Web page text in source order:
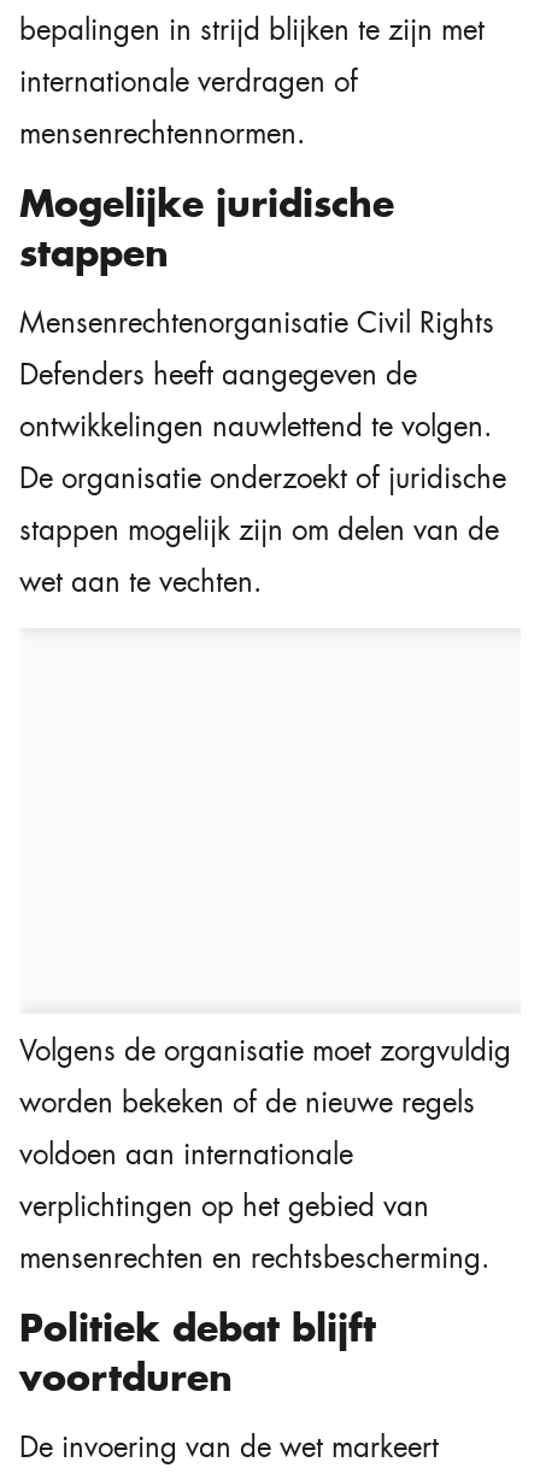
bepalingen in strijd blijken te zijn met
internationale verdragen of
mensenrechtennormen.
Mogelijke juridische
stappen
Mensenrechtenorganisatie Civil Rights
Defenders heeft aangegeven de
ontwikkelingen nauwlettend te volgen.
De organisatie onderzoekt of juridische
stappen mogelijk zijn om delen van de
wet aan te vechten.
Volgens de organisatie moet zorgvuldig
worden bekeken of de nieuwe regels
voldoen aan internationale
verplichtingen op het gebied van
mensenrechten en rechtsbescherming.
Politiek debat blijft
voortduren
De invoering van de wet markeert